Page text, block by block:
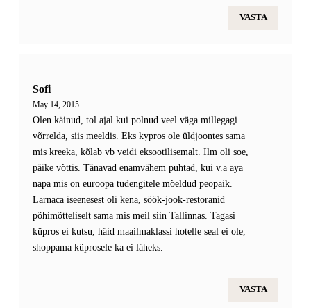
VASTA
Sofi
May 14, 2015
Olen käinud, tol ajal kui polnud veel väga millegagi
võrrelda, siis meeldis. Eks kypros ole üldjoontes sama
mis kreeka, kõlab vb veidi eksootilisemalt. Ilm oli soe,
päike võttis. Tänavad enamvähem puhtad, kui v.a aya
napa mis on euroopa tudengitele mõeldud peopaik.
Larnaca iseenesest oli kena, söök-jook-restoranid
põhimõtteliselt sama mis meil siin Tallinnas. Tagasi
küpros ei kutsu, häid maailmaklassi hotelle seal ei ole,
shoppama küprosele ka ei läheks.
VASTA